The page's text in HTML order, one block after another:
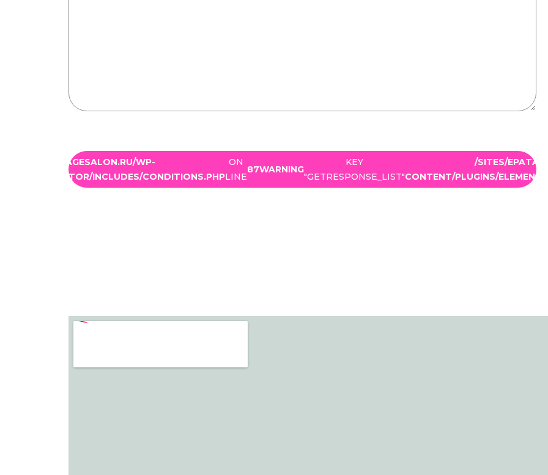
/SITES/EPATAGESALON.RU/WP-
ELEMENTOR/INCLUDES/CONDITIONS.PHP
ON
LINE
87WARNING
KEY
"GETRESPONSE_LIST"
IN
/SITES/
CONTENT/PLUGINS/